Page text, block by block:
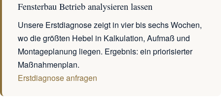
Fensterbau Betrieb analysieren lassen
Unsere Erstdiagnose zeigt in vier bis sechs Wochen,
wo die größten Hebel in Kalkulation, Aufmaß und
Montageplanung liegen. Ergebnis: ein priorisierter
Maßnahmenplan.
Erstdiagnose anfragen